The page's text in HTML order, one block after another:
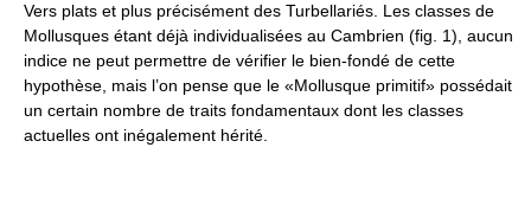
Vers plats et plus précisément des Turbellariés. Les classes de
Mollusques étant déjà individualisées au Cambrien (fig. 1), aucun
indice ne peut permettre de vérifier le bien-fondé de cette
hypothèse, mais l’on pense que le «Mollusque primitif» possédait
un certain nombre de traits fondamentaux dont les classes
actuelles ont inégalement hérité.